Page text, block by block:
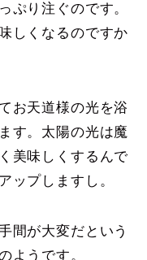
ぷり注ぐのです。
しくなるのですか
お天道様の光を浴
す。太陽の光は魔
美味しくするんで
ップしますし。
間が大変だという
ようです。